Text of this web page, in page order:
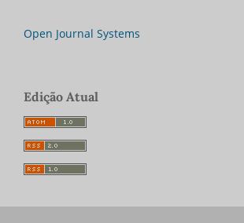
Open Journal Systems
Edição Atual